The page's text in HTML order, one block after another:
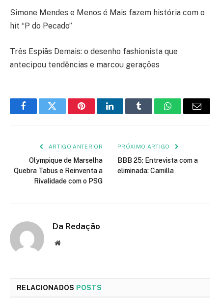
Simone Mendes e Menos é Mais fazem história com o
hit “P do Pecado”
Três Espiãs Demais: o desenho fashionista que
antecipou tendências e marcou gerações
FacebookTwitter PinterestLinkedInTumblr WhatsApp
E-
ARTIGO ANTERIOR
Olympique de Marselha
Quebra Tabus e Reinventa a
Rivalidade com o PSG
PRÓXIMO ARTIGO
BBB 25: Entrevista com a
eliminada: Camilla
Da Redação
Site
RELACIONADOS POSTS